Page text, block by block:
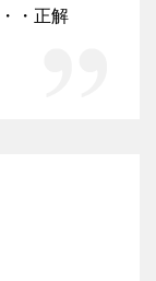
・正解